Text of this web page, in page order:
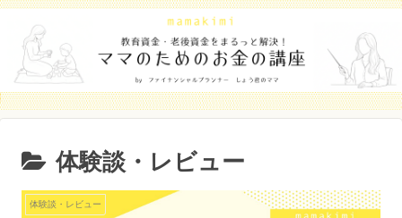
体験談・レビュー
体験談・レビュー